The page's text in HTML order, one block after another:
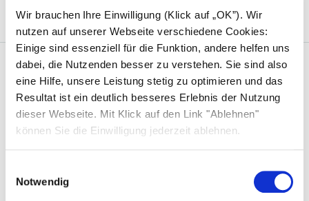
Wir brauchen Ihre Einwilligung (Klick auf „OK”). Wir
nutzen auf unserer Webseite verschiedene Cookies:
Einige sind essenziell für die Funktion, andere helfen uns
dabei, die Nutzenden besser zu verstehen. Sie sind also
eine Hilfe, unsere Leistung stetig zu optimieren und das
Resultat ist ein deutlich besseres Erlebnis der Nutzung
dieser Webseite. Mit Klick auf den Link "Ablehnen"
können Sie die Einwilligung jederzeit ablehnen.
Notwendig
Solarwatt
Über uns
Was uns einzigartig macht
Standorte